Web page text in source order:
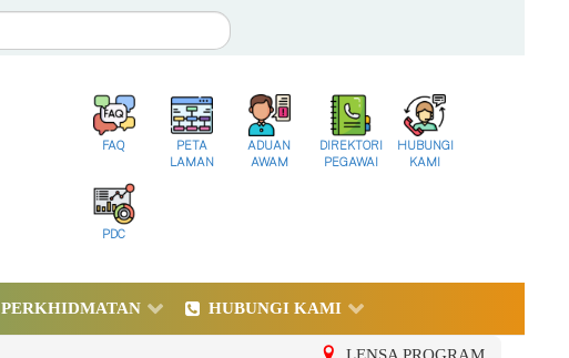
FAQ
PETA
LAMAN
ADUAN
AWAM
DIREKTORI
PEGAWAI
HUBUNGI
KAMI
PDC
PERKHIDMATAN HUBUNGI KAMI